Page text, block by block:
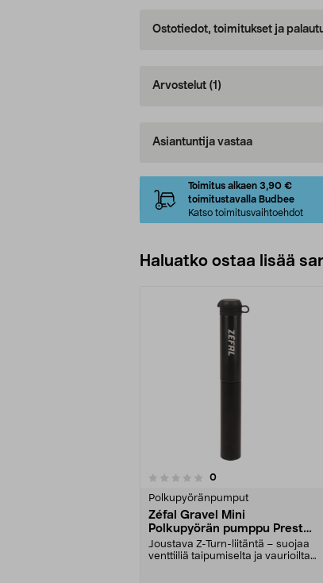
Ostotiedot, toimitukset ja
Arvostelut (1)
Asiantuntija vastaa
Toimitus alkaen 3,90 €
toimitustavalla Budbee
Katso toimitusvaihtoehdot
Haluatko ostaa lisää
0arvostelut
Polkupyöränpumput
Zéfal Gravel Mini
Polkupyörän pumppu Presta,
renkaan leveys 35–47 mm
Joustava Z-Turn-liitäntä – suojaa
venttiiliä taipumiselta ja vaurioilta.
4.5viidestä